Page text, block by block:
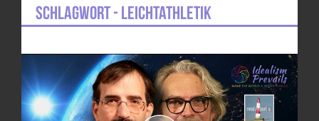
Schlagwort - Leichtathletik